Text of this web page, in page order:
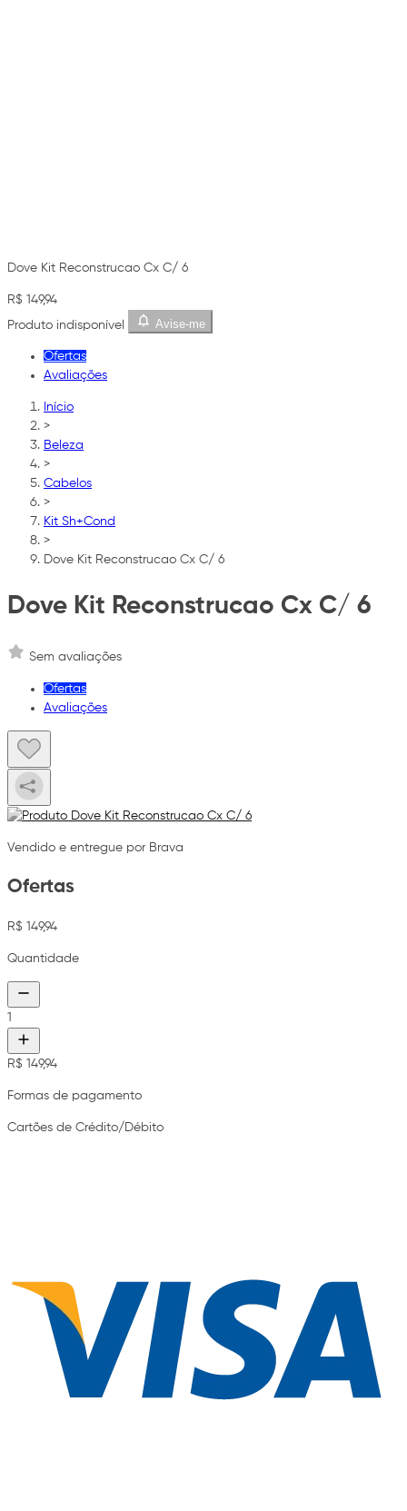
Dove Kit Reconstrucao Cx C/ 6
R$ 149,94
Produto indisponível
Avise-me
Ofertas
Avaliações
Início
>
Beleza
>
Cabelos
>
Kit Sh+Cond
>
Dove Kit Reconstrucao Cx C/ 6
Dove Kit Reconstrucao Cx C/ 6
Sem avaliações
Ofertas
Avaliações
Vendido e entregue por Brava
Ofertas
R$ 149,94
Quantidade
1
R$ 149,94
Formas de pagamento
Cartões de Crédito/Débito